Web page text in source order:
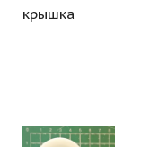
крышка